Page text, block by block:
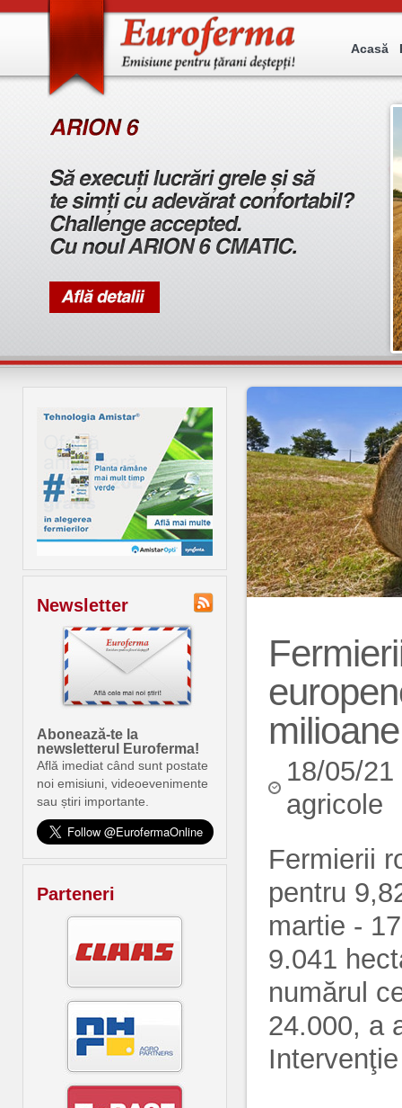
Acasă
Newsletter
Abonează-te la
newsletterul Euroferma!
Află imediat când sunt postate
noi emisiuni, videoevenimente
sau știri importante.
Parteneri
18/05/
agricole
Fermierii
pentru
martie -
9.041
numărul
24.000, a